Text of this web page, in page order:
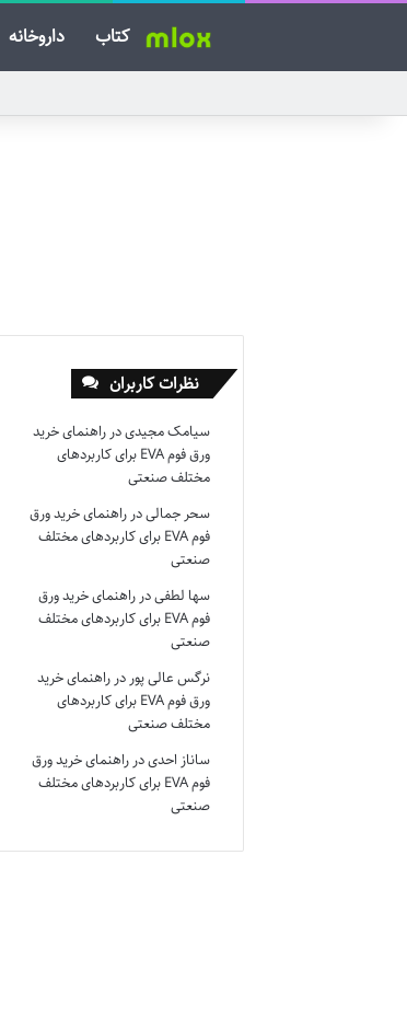
کتاب داروخانه
نظرات کاربران
سیامک مجیدیدرراهنمای خرید
ورق فوم EVA برای کاربردهای
مختلف صنعتی
سحر جمالیدرراهنمای خرید ورق
فوم EVA برای کاربردهای مختلف
صنعتی
سها لطفیدرراهنمای خرید ورق
فوم EVA برای کاربردهای مختلف
صنعتی
نرگس عالی پور درراهنمای خرید
ورق فوم EVA برای کاربردهای
مختلف صنعتی
ساناز احدیدرراهنمای خرید ورق
فوم EVA برای کاربردهای مختلف
صنعتی